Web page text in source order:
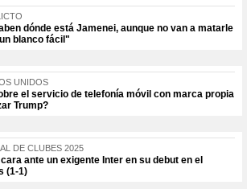
dónde está Jamenei, aunque no van a matarle
blanco fácil"
UNIDOS
el servicio de telefonía móvil con marca propia
Trump?
DE CLUBES 2025
ante un exigente Inter en su debut en el
(1-1)